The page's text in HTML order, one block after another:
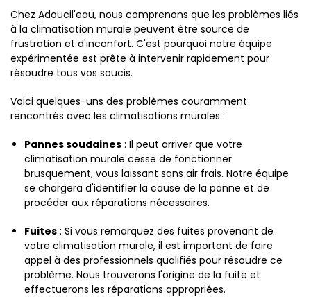
Chez Adoucil'eau, nous comprenons que les problèmes liés
à la climatisation murale peuvent être source de
frustration et d'inconfort. C'est pourquoi notre équipe
expérimentée est prête à intervenir rapidement pour
résoudre tous vos soucis.
Voici quelques-uns des problèmes couramment
rencontrés avec les climatisations murales :
Pannes soudaines : Il peut arriver que votre
climatisation murale cesse de fonctionner
brusquement, vous laissant sans air frais. Notre équipe
se chargera d'identifier la cause de la panne et de
procéder aux réparations nécessaires.
Fuites : Si vous remarquez des fuites provenant de
votre climatisation murale, il est important de faire
appel à des professionnels qualifiés pour résoudre ce
problème. Nous trouverons l'origine de la fuite et
effectuerons les réparations appropriées.